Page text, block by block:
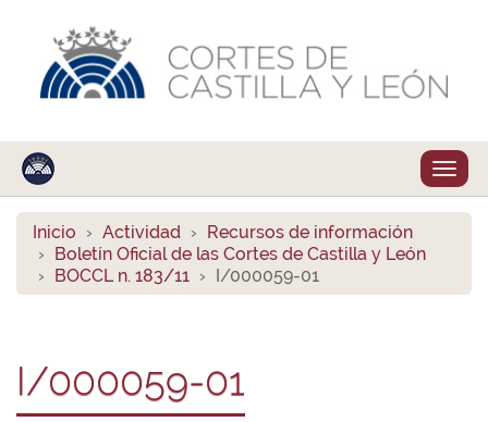
Inicio Actividad
Recursos de información
Boletín Oficial de las Cortes de Castilla y León
BOCCL n. 183/11
I/000059-01
I/000059-01